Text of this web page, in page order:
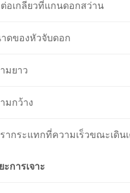
อเกลียวที่แกนดอกสว่าน
ดของหัวจับดอก
มยาว
มกว้าง
ากระแทกที่ความเร็วขณะเดินเ
ะการเจาะ